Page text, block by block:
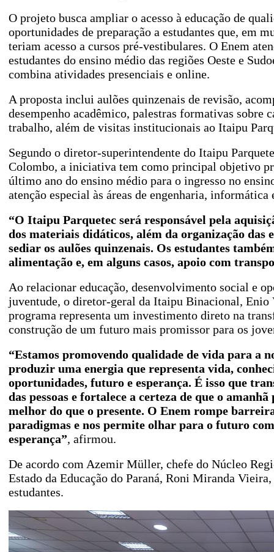
O projeto busca ampliar o acesso à educação de
oportunidades de preparação a estudantes que, em
teriam acesso a cursos pré-vestibulares. O Enem
estudantes do ensino médio das regiões Oeste e
combina atividades presenciais e online.
A proposta inclui aulões quinzenais de revisão,
desempenho acadêmico, palestras formativas sobre
trabalho, além de visitas institucionais ao Itaipu
Segundo o diretor-superintendente do Itaipu
Colombo, a iniciativa tem como principal objetivo
último ano do ensino médio para o ingresso no
atenção especial às áreas de engenharia, informática
“O Itaipu Parquetec será responsável pela
dos materiais didáticos, além da organização das
sediar os aulões quinzenais. Os estudantes
alimentação e, em alguns casos, apoio com
Ao relacionar educação, desenvolvimento social e
juventude, o diretor-geral da Itaipu Binacional, Enio
programa representa um investimento direto na
construção de um futuro mais promissor para os
“Estamos promovendo qualidade de vida para a
produzir uma energia que representa vida,
oportunidades, futuro e esperança. É isso que
das pessoas e fortalece a certeza de que o
melhor do que o presente. O Enem rompe
paradigmas e nos permite olhar para o futuro
esperança”, afirmou.
De acordo com Azemir Müller, chefe do Núcleo
Estado da Educação do Paraná, Roni Miranda
estudantes.